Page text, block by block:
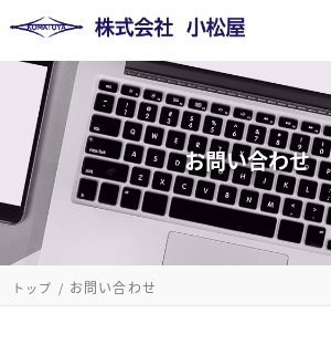
お問い合わせ
トップ お問い合わせ